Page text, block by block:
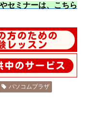
セミナーは、こちら
パソコムプラザ